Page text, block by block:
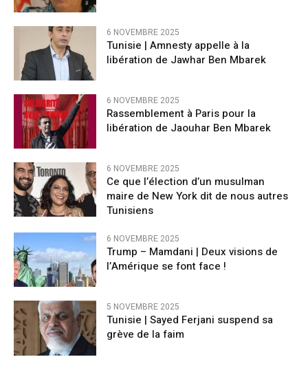
6 NOVEMBRE 2025
Tunisie | Amnesty appelle à la
libération de Jawhar Ben Mbarek
6 NOVEMBRE 2025
Rassemblement à Paris pour la
libération de Jaouhar Ben Mbarek
6 NOVEMBRE 2025
Ce que l’élection d’un musulman
maire de New York dit de nous autres
Tunisiens
6 NOVEMBRE 2025
Trump – Mamdani | Deux visions de
l’Amérique se font face !
5 NOVEMBRE 2025
Tunisie | Sayed Ferjani suspend sa
grève de la faim